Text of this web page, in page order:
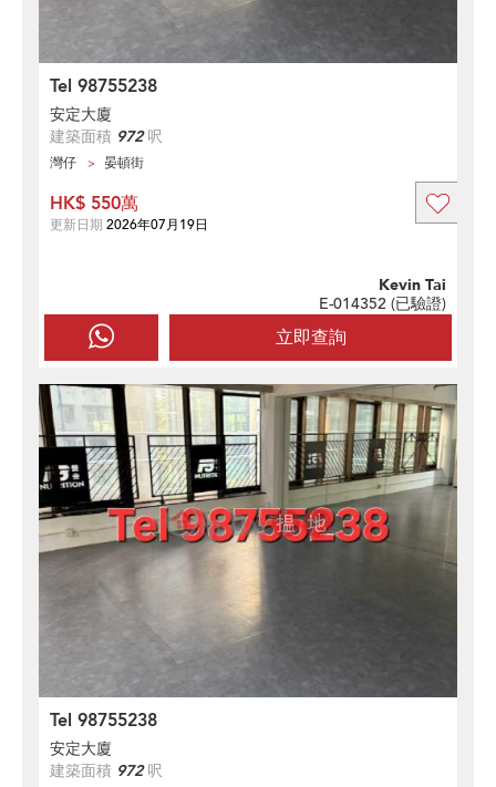
Tel 98755238
安定大廈
建築面積 972呎
灣仔 晏頓街
立即查詢
Kevin Tai
E-014352 (已驗證)
HK$ 550萬
更新日期 2026年07月19日
Tel 98755238
安定大廈
建築面積 972呎